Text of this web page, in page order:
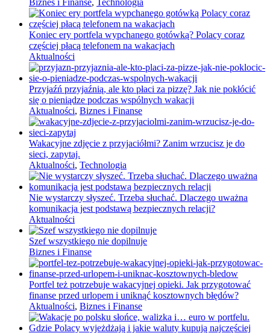
Biznes i Finanse, Technologia
Koniec ery portfela wypchanego gotówką? Polacy coraz
częściej płacą telefonem na wakacjach
Aktualności
Przyjaźń przyjaźnią, ale kto płaci za pizzę? Jak nie pokłócić
się o pieniądze podczas wspólnych wakacji
Aktualności, Biznes i Finanse
Wakacyjne zdjęcie z przyjaciółmi? Zanim wrzucisz je do
sieci, zapytaj.
Aktualności, Technologia
Nie wystarczy słyszeć. Trzeba słuchać. Dlaczego uważna
komunikacja jest podstawą bezpiecznych relacji?
Aktualności
Szef wszystkiego nie dopilnuje
Biznes i Finanse
Portfel też potrzebuje wakacyjnej opieki. Jak przygotować
finanse przed urlopem i uniknąć kosztownych błędów?
Aktualności, Biznes i Finanse